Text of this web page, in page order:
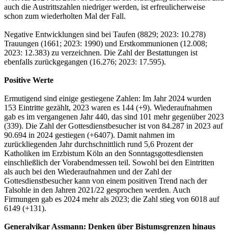
auch die Austrittszahlen niedriger werden, ist erfreulicherweise
schon zum wiederholten Mal der Fall.
Negative Entwicklungen sind bei Taufen (8829; 2023: 10.278)
Trauungen (1661; 2023: 1990) und Erstkommunionen (12.008;
2023: 12.383) zu verzeichnen. Die Zahl der Bestattungen ist
ebenfalls zurückgegangen (16.276; 2023: 17.595).
Positive Werte
Ermutigend sind einige gestiegene Zahlen: Im Jahr 2024 wurden
153 Eintritte gezählt, 2023 waren es 144 (+9). Wiederaufnahmen
gab es im vergangenen Jahr 440, das sind 101 mehr gegenüber 2023
(339). Die Zahl der Gottesdienstbesucher ist von 84.287 in 2023 auf
90.694 in 2024 gestiegen (+6407). Damit nahmen im
zurückliegenden Jahr durchschnittlich rund 5,6 Prozent der
Katholiken im Erzbistum Köln an den Sonntagsgottesdiensten
einschließlich der Vorabendmessen teil. Sowohl bei den Eintritten
als auch bei den Wiederaufnahmen und der Zahl der
Gottesdienstbesucher kann von einem positiven Trend nach der
Talsohle in den Jahren 2021/22 gesprochen werden. Auch
Firmungen gab es 2024 mehr als 2023; die Zahl stieg von 6018 auf
6149 (+131).
Generalvikar Assmann: Denken über Bistumsgrenzen hinaus